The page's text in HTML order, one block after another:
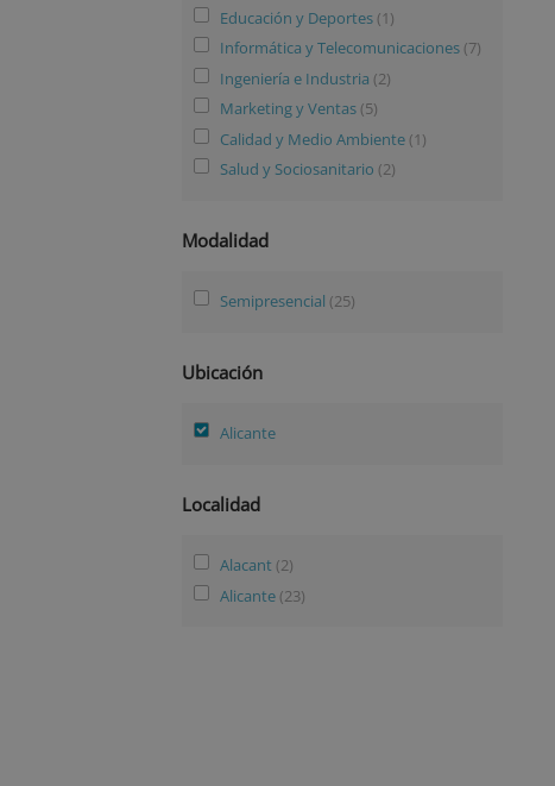
Educación y Deportes (1)
Informática y Telecomunicaciones (7)
Ingeniería e Industria (2)
Marketing y Ventas (5)
Calidad y Medio Ambiente (1)
Salud y Sociosanitario (2)
Modalidad
Semipresencial (25)
Ubicación
Alicante
Localidad
Alacant (2)
Alicante (23)